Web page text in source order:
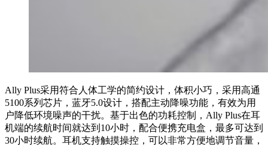
Ally Plus采用符合人体工学的简约设计，体积小巧，采用高通
5100系列芯片，蓝牙5.0设计，搭配主动降噪功能，有效为用
户降低环境噪声的干扰。基于出色的功耗控制，Ally Plus在耳
机端的续航时间就达到10小时，配合便携充电盒，最多可达到
30小时续航。耳机支持触摸操控，可以非常方便地调节音量，